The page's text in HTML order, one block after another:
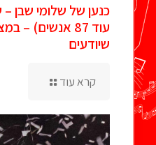
כנען של שלומי שבן
שיודעים
קרא עוד